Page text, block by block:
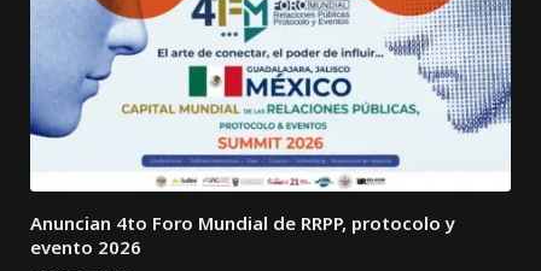
Anuncian 4to Foro Mundial de RRPP, protocolo y
evento 2026